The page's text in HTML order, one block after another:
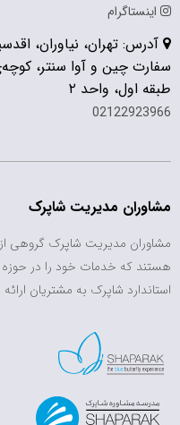
اینستاگرام
آدرس: تهران، نیاوران،
طبقه اول، واحد ۲
02122923966
مشاوران مدیریت شاپرک
مشاوران مدیریت شاپرک گروهی
هستند که خدمات خود را در
استاندارد شاپرک به مشتریان